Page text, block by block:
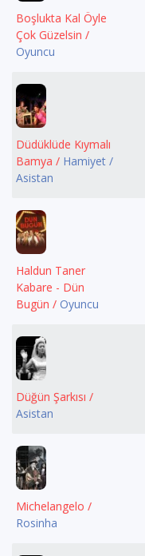
Boşlukta Kal Öyle
Çok Güzelsin /
Oyuncu
Düdüklüde Kıymalı
Bamya / Hamiyet /
Asistan
Haldun Taner
Kabare - Dün
Bugün / Oyuncu
Düğün Şarkısı /
Asistan
Michelangelo /
Rosinha